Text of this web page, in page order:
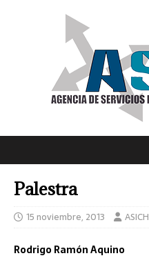
Palestra
15 noviembre, 2013 ASICH
Rodrigo Ramón Aquino